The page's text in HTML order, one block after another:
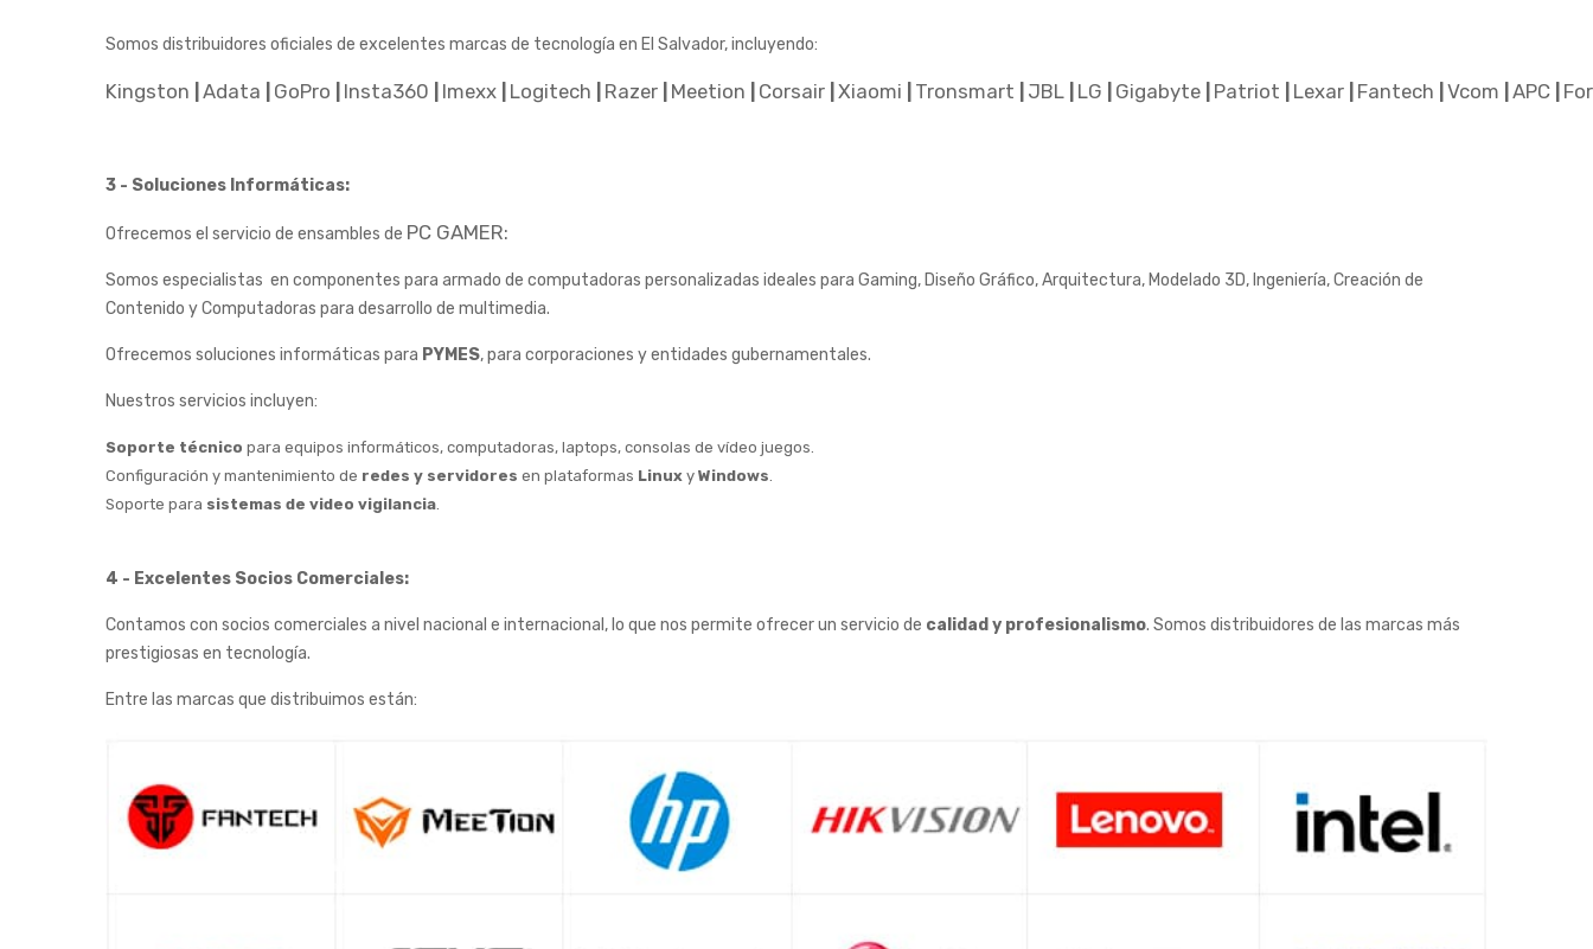
Somos distribuidores oficiales de excelentes marcas de tecnología en El Salvador, incluyendo:
Kingston Adata GoPro Insta360 Imexx Logitech Razer Meetion Corsair Xiaomi Tronsmart JBL LG Gigabyte Patriot Lexar Fantech Vcom APC
3 - Soluciones Informáticas:
Ofrecemos el servicio de ensambles de PC GAMER:
Somos especialistas en componentes para armado de computadoras personalizadas ideales para Gaming, Diseño Gráfico, Arquitectura, Modelado 3D, Ingeniería, Creación de
Contenido y Computadoras para desarrollo de multimedia.
Ofrecemos soluciones informáticas para PYMES, para corporaciones y entidades gubernamentales.
Nuestros servicios incluyen:
Soporte técnico para equipos informáticos, computadoras, laptops, consolas de vídeo juegos.
Configuración y mantenimiento de redes y servidores en plataformas Linux y Windows
Soporte para sistemas de video vigilancia.
4 - Excelentes Socios Comerciales:
Contamos con socios comerciales a nivel nacional e internacional, lo que nos permite ofrecer un servicio de calidad y profesionalismo. Somos distribuidores de las marcas más
prestigiosas en tecnología.
Entre las marcas que distribuimos están: